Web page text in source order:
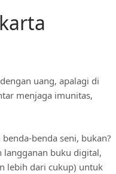
uang, apalagi di
menjaga imunitas,
benda seni, bukan?
langganan buku digital,
lebih dari cukup) untuk